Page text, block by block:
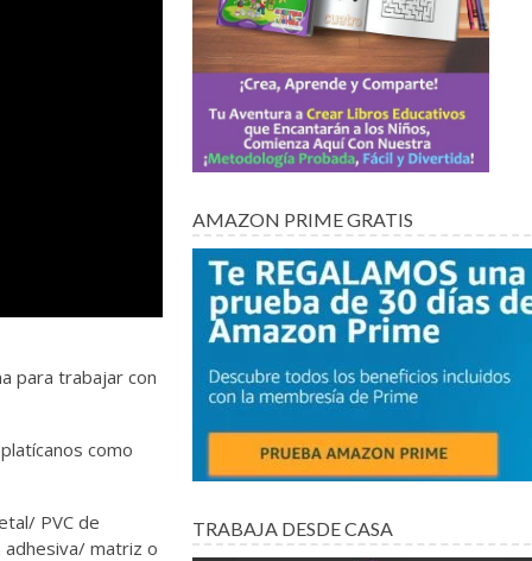
para trabajar con
como
PVC de
matriz o
AMAZON PRIME GRATIS
TRABAJA DESDE CASA